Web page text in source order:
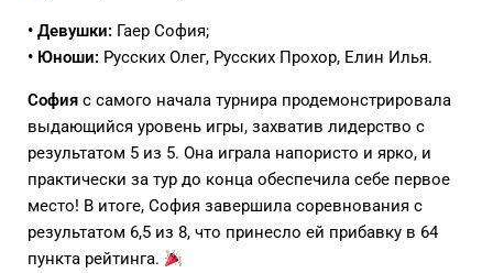
• Девушки: Гаер София;
• Юноши: Русских Олег, Русских Прохор, Елин Илья.
София с самого начала турнира продемонстрировала
выдающийся уровень игры, захватив лидерство с
результатом 5 из 5. Она играла напористо и ярко, и
практически за тур до конца обеспечила себе первое
место! В итоге, София завершила соревнования с
результатом 6,5 из 8, что принесло ей прибавку в 64
пункта рейтинга.